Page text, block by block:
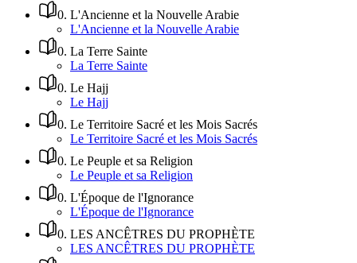
0. L'Ancienne et la Nouvelle Arabie
L'Ancienne et la Nouvelle Arabie
0. La Terre Sainte
La Terre Sainte
0. Le Hajj
Le Hajj
0. Le Territoire Sacré et les Mois Sacrés
Le Territoire Sacré et les Mois Sacrés
0. Le Peuple et sa Religion
Le Peuple et sa Religion
0. L'Époque de l'Ignorance
L'Époque de l'Ignorance
0. LES ANCÊTRES DU PROPHÈTE
LES ANCÊTRES DU PROPHÈTE